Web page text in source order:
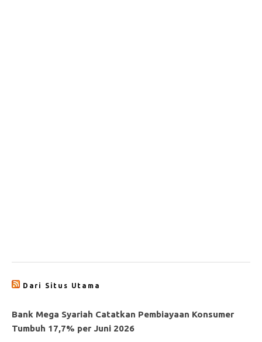
Dari Situs Utama
Bank Mega Syariah Catatkan Pembiayaan Konsumer
Tumbuh 17,7% per Juni 2026